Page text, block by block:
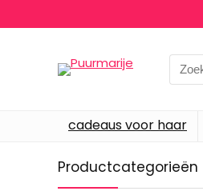
Search
for:
cadeaus voor haar
Productcategorieën